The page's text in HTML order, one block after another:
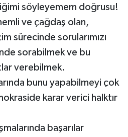
söyleyemem doğrusu!
ve çağdaş olan,
sürecinde sorularımızı
sorabilmek ve bu
verebilmek.
bunu yapabilmeyi çok
karar verici halktır
başarılar